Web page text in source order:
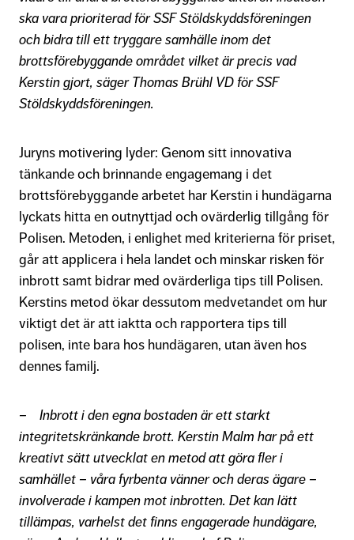
ska vara prioriterad för SSF Stöldskyddsföreningen
och bidra till ett tryggare samhälle inom det
brottsförebyggande området vilket är precis vad
Kerstin gjort, säger Thomas Brühl VD för SSF
Stöldskyddsföreningen.
Juryns motivering lyder: Genom sitt innovativa
tänkande och brinnande engagemang i det
brottsförebyggande arbetet har Kerstin i hundägarna
lyckats hitta en outnyttjad och ovärderlig tillgång för
Polisen. Metoden, i enlighet med kriterierna för priset,
går att applicera i hela landet och minskar risken för
inbrott samt bidrar med ovärderliga tips till Polisen.
Kerstins metod ökar dessutom medvetandet om hur
viktigt det är att iaktta och rapportera tips till
polisen, inte bara hos hundägaren, utan även hos
dennes familj.
– Inbrott i den egna bostaden är ett starkt
integritetskränkande brott. Kerstin Malm har på ett
kreativt sätt utvecklat en metod att göra fler i
samhället – våra fyrbenta vänner och deras ägare –
involverade i kampen mot inbrotten. Det kan lätt
tillämpas, varhelst det finns engagerade hundägare,